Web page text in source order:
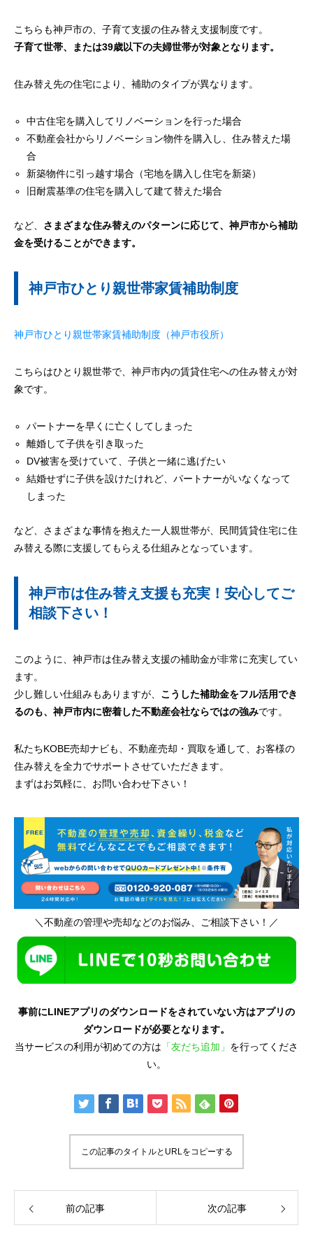
こちらも神戸市の、子育て支援の住み替え支援制度です。
子育て世帯、または39歳以下の夫婦世帯が対象となります。
住み替え先の住宅により、補助のタイプが異なります。
中古住宅を購入してリノベーションを行った場合
不動産会社からリノベーション物件を購入し、住み替えた場
合
新築物件に引っ越す場合（宅地を購入し住宅を新築）
旧耐震基準の住宅を購入して建て替えた場合
など、 さまざまな住み替えのパターンに応じて、神戸市から補助
金を受けることができます。
神戸市ひとり親世帯家賃補助制度
神戸市ひとり親世帯家賃補助制度（神戸市役所）
こちらはひとり親世帯で、神戸市内の賃貸住宅への住み替えが対
象です。
パートナーを早くに亡くしてしまった
離婚して子供を引き取った
DV被害を受けていて、子供と一緒に逃げたい
結婚せずに子供を設けたけれど、パートナーがいなくなって
しまった
など、さまざまな事情を抱えた一人親世帯が、民間賃貸住宅に住
み替える際に支援してもらえる仕組みとなっています。
神戸市は住み替え支援も充実！安心してご
相談下さい！
このように、神戸市は住み替え支援の補助金が非常に充実してい
ます。
少し難しい仕組みもありますが、 こうした補助金をフル活用でき
るのも、神戸市内に密着した不動産会社ならではの強みです。
私たちKOBE売却ナビも、不動産売却・買取を通して、お客様の
住み替えを全力でサポートさせていただきます。
まずはお気軽に、お問い合わせ下さい！
＼不動産の管理や売却などのお悩み、ご相談下さい！／
事前にLINEアプリのダウンロードをされていない方はアプリの
ダウンロードが必要となります。
当サービスの利用が初めての方は 「友だち追加」 を行ってくださ
い。
この記事のタイトルとURLをコピーする
前の記事 次の記事